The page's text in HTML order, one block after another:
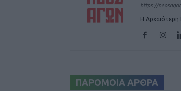
https://
Η Αρχαιότερη
ΠΑΡΟΜΟΙΑ ΑΡΘΡΑ